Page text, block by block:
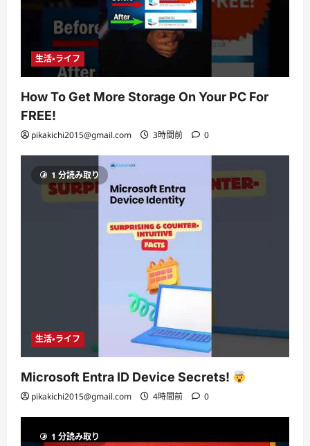
生活・ライフ
How To Get More Storage On Your PC For
FREE!
pikakichi2015@gmail.com 3時間前 0
1 分読み取り
生活・ライフ
Microsoft Entra ID Device Secrets!
pikakichi2015@gmail.com 4時間前 0
1 分読み取り